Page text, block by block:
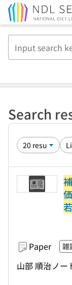
Search
Paper 雑
山部 順治ノー